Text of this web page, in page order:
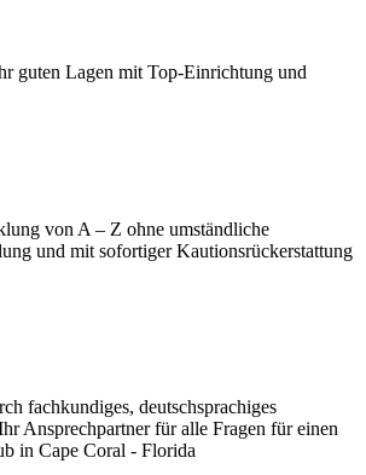
guten Lagen mit Top-Einrichtung und
von A – Z ohne umständliche
und mit sofortiger Kautionsrückerstattung
fachkundiges, deutschsprachiges
Ansprechpartner für alle Fragen für einen
in Cape Coral - Florida